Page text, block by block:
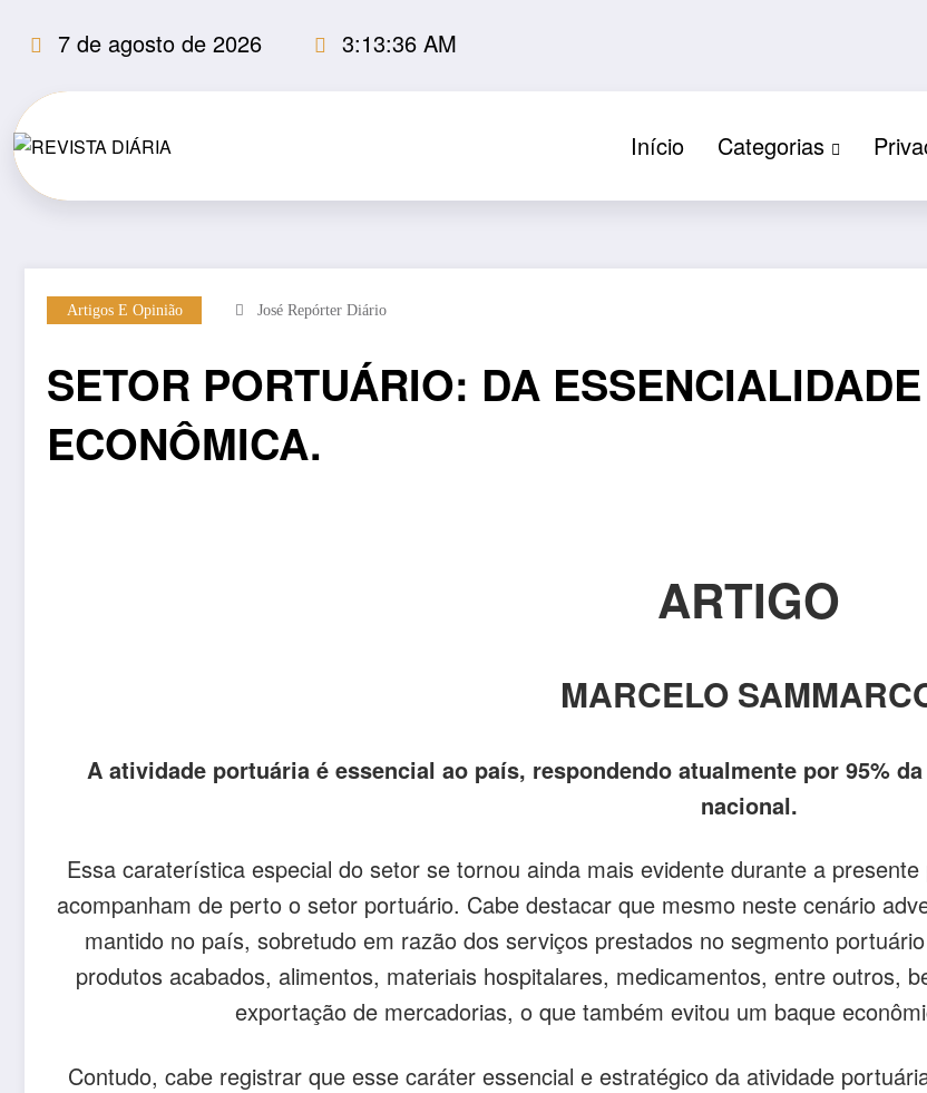
para
conteúdo
7 de agosto de 2026 3:13:36 AM
Início Categorias
Artigos E Opinião José Repórter Diário
SETOR PORTUÁRIO: DA
ECONÔMICA.
ARTIGO
MARCELO
A atividade portuária é essencial ao país, respondendo atualmente por 95%
nacional.
Essa caraterística especial do setor se tornou ainda mais evidente durante a
acompanham de perto o setor portuário. Cabe destacar que mesmo neste cenário
mantido no país, sobretudo em razão dos serviços prestados no segmento
produtos acabados, alimentos, materiais hospitalares, medicamentos, entre outros,
exportação de mercadorias, o que também evitou um baque
Contudo, cabe registrar que esse caráter essencial e estratégico da atividade